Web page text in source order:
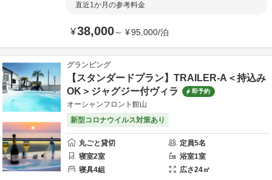
直近1か月の参考料金
¥38,000～ ¥95,000/泊
グランピング
【スタンダードプラン】TRAILER-A＜持込み
OK＞ジャグジー付ヴィラ
即予約
オーシャンフロント館山
新型コロナウイルス対策あり
丸ごと貸切 定員5名
寝室2室 浴室1室
寝具4組 広さ24㎡